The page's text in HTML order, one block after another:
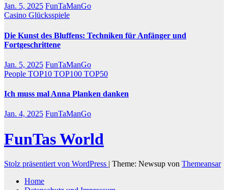
Jan. 5, 2025 FunTaManGo
Casino Glücksspiele
Die Kunst des Bluffens: Techniken für Anfänger und
Fortgeschrittene
Jan. 5, 2025 FunTaManGo
People TOP10 TOP100 TOP50
Ich muss mal Anna Planken danken
Jan. 4, 2025 FunTaManGo
FunTas World
Stolz präsentiert von WordPress | Theme: Newsup von Themeansar
Home